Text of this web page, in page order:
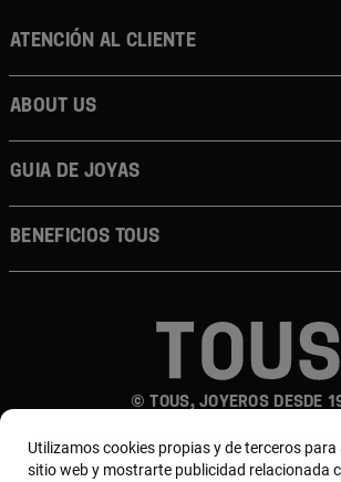
© TOUS, JOYEROS DESDE
Atención al cliente
About us
Guia de joyas
Beneficios TOUS
Utilizamos cookies propias y de terceros para
sitio web y mostrarte publicidad relacionada